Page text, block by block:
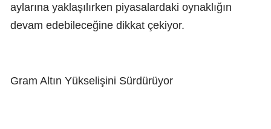
aylarına yaklaşılırken piyasalardaki oynaklığın
devam edebileceğine dikkat çekiyor.
Gram Altın Yükselişini Sürdürüyor